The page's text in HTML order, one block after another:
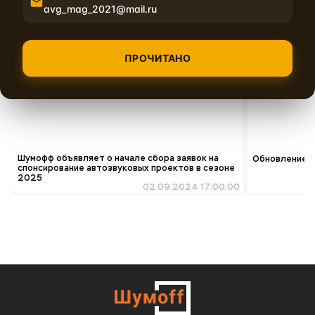
Шумофф объявляет о начале сбора заявок на
спонсирование автозвуковых проектов в сезоне
2025
02.09.2024 17:00:00
Обновление
avg_mag_2021@mail.ru
ПРОЧИТАНО